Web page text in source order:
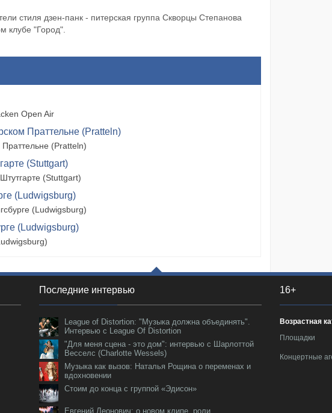
стиля дзен-панк - питерская группа Скворцы Степанова
клубе "Город".
Open Air
Праттельне (Pratteln)
(Pratteln)
(Stuttgart)
(Stuttgart)
(Ludwigsburg)
(Ludwigsburg)
(Ludwigsburg)
Последние интервью
League of Distortion: "Музыка должна объединять".
Интервью с League Of Distortion
"Для меня сцена - это дом": интервью с Шарлоттой
Весселс (Charlotte Wessels)
Музыка как вызов: Наталья Рощина о переменах и
вдохновении
Стоим до конца с группой «Эдисон»
Евгений Леонович: о новом клипе, роли
16+
Возрастная
Площадки
Концертные